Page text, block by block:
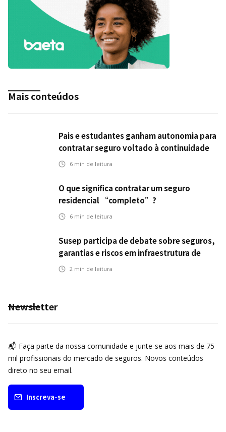
Mais conteúdos
Pais e estudantes ganham autonomia para
contratar seguro voltado à continuidade
dos estudos
6 min de leitura
O que significa contratar um seguro
residencial “completo”?
6 min de leitura
Susep participa de debate sobre seguros,
garantias e riscos em infraestrutura de
transportes
2 min de leitura
Newsletter
📬 Faça parte da nossa comunidade e junte-se aos mais de 75
mil profissionais do mercado de seguros. Novos conteúdos
direto no seu email.
Inscreva-se